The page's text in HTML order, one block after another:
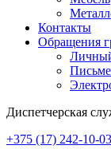
Контакты
Обращения
Диспетчерская
+375 (17) 242-10-03